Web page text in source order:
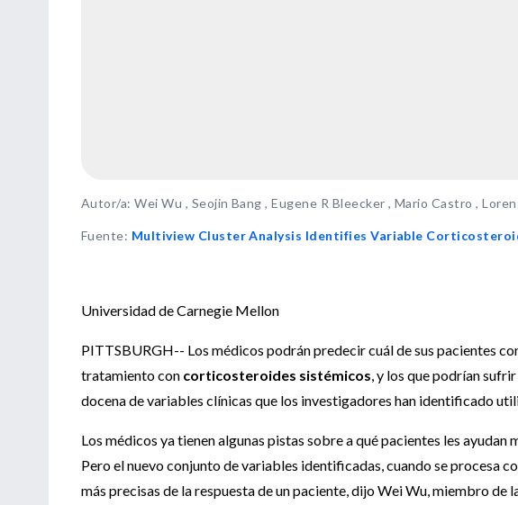
Autor/a: Wei Wu , Seojin Bang , Eugene R Bleecker , Mario Castro ,
Fuente: Multiview Cluster Analysis Identifies Variable
Universidad de Carnegie Mellon
PITTSBURGH-- Los médicos podrán predecir cuál de sus pacientes
tratamiento con corticosteroides sistémicos , y los que podrían
docena de variables clínicas que los investigadores han identificado
Los médicos ya tienen algunas pistas sobre a qué pacientes les
Pero el nuevo conjunto de variables identificadas, cuando se procesa
más precisas de la respuesta de un paciente, dijo Wei Wu, miembro